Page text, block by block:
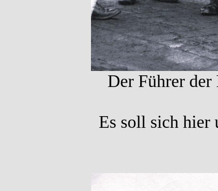
Der Führer
Es soll sich hier